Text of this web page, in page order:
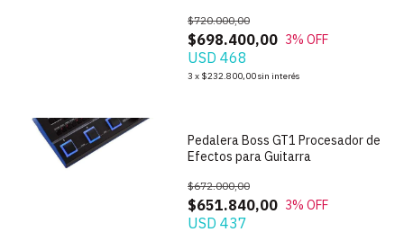
$698.400,00
$720.000,00
3% OFF
USD 468
3 x $232.800,00sin interés
Pedalera Boss GT1 Procesador de
Efectos para Guitarra
$651.840,00
$672.000,00
3% OFF
USD 437